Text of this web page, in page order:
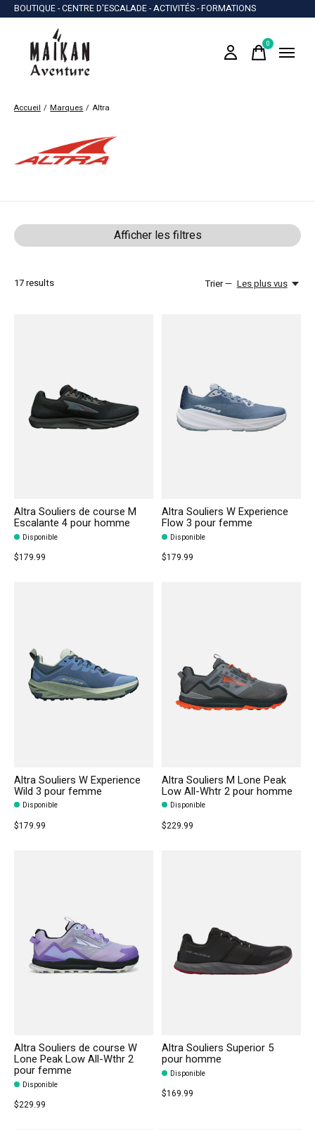
BOUTIQUE - CENTRE D'ESCALADE - ACTIVITÉS - FORMATIONS
0items
Accueil / Marques / Altra
Altra
Afficher les filtres
17results Trier — Les plus vus
Altra Souliers de course M
Escalante 4 pour homme
Disponible
$179.99
Altra Souliers W Experience
Flow 3 pour femme
Disponible
$179.99
Altra Souliers W Experience
Wild 3 pour femme
Disponible
$179.99
Altra Souliers M Lone Peak
Low All-Whtr 2 pour homme
Disponible
$229.99
Altra Souliers de course W
Lone Peak Low All-Wthr 2
pour femme
Disponible
$229.99
Altra Souliers Superior 5
pour homme
Disponible
$169.99